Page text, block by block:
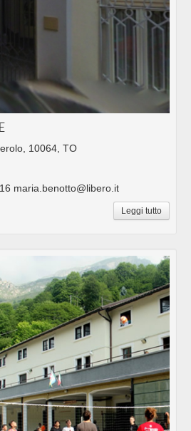
10064, TO
maria.benotto@libero.it
Leggi tutto